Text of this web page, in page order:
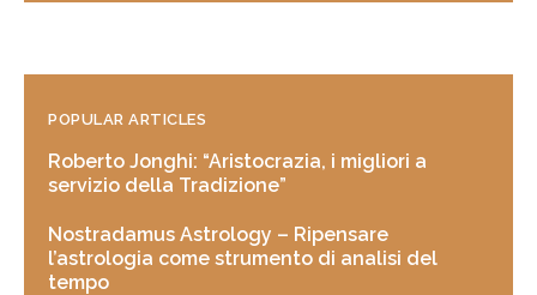
POPULAR ARTICLES
Roberto Jonghi: “Aristocrazia, i migliori a
servizio della Tradizione”
Nostradamus Astrology – Ripensare
l’astrologia come strumento di analisi del
tempo